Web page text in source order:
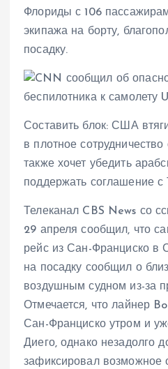
Флориды с 106
экипажа на борту,
посадку.
Составить блок: США
в плотное
также хочет убедить
поддержать соглашение с
Телеканал CBS News со
29 апреля сообщил, что
рейс из Сан-Франциско в
на посадку сообщил о
воздушным судном из-за
Отмечается, что лайнер
Сан-Франциско утром и
Диего, однако незадолго
зафиксировал возможное